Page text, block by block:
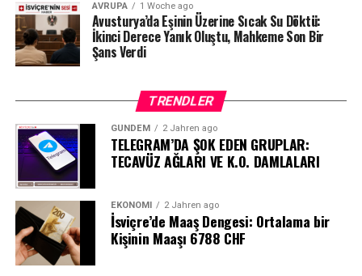
AVRUPA 1 Woche ago
Avusturya’da Eşinin Üzerine Sıcak Su Döktü:
İkinci Derece Yanık Oluştu, Mahkeme Son Bir
Şans Verdi
TRENDLER
GÜNDEM 2 Jahren ago
TELEGRAM’DA ŞOK EDEN GRUPLAR:
TECAVÜZ AĞLARI VE K.O. DAMLALARI
EKONOMI 2 Jahren ago
İsviçre’de Maaş Dengesi: Ortalama bir
Kişinin Maaşı 6788 CHF